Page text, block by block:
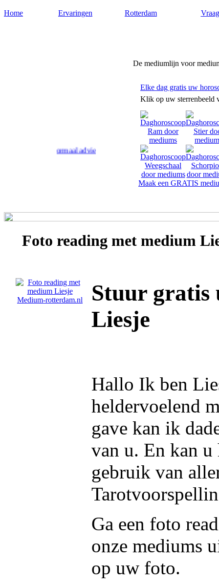
Home Ervaringen Rotterdam
De mediumlijn voor
geven paranormaal advies en antwoord op uw levensvragen.
Elke dag gratis uw
Klik op uw sterrenbeeld
Maak een GRATIS
Foto reading met medium
Stuur gratis
Liesje
Hallo Ik ben
heldervoelend
gave kan ik
van u. En kan u
gebruik van
Ga een foto
onze mediums
op uw foto.